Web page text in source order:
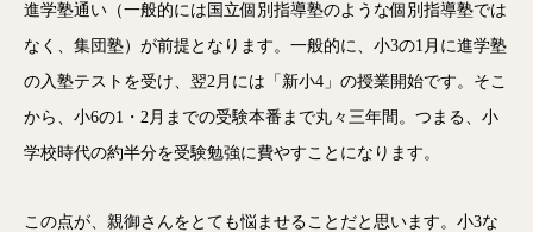
進学塾通い（一般的には国立個別指導塾のような個別指導塾では
なく、集団塾）が前提となります。一般的に、小3の1月に進学塾
の入塾テストを受け、翌2月には「新小4」の授業開始です。そこ
から、小6の1・2月までの受験本番まで丸々三年間。つまる、小
学校時代の約半分を受験勉強に費やすことになります。
この点が、親御さんをとても悩ませることだと思います。小3な